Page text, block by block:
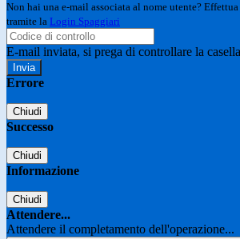
Non hai una e-mail associata al nome utente?
tramite la Login Spaggiari
E-mail inviata, si prega di controllare la
Errore
Chiudi
Successo
Chiudi
Informazione
Chiudi
Attendere...
Attendere il completamento dell'operazione...